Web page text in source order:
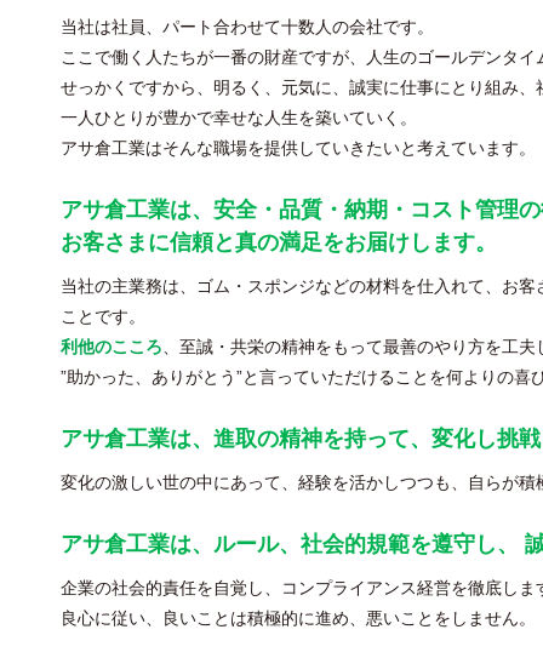
当社は社員、パート合わせて十数人の会社です。
ここで働く人たちが一番の財産ですが、人生のゴールデンタ
せっかくですから、明るく、元気に、誠実に仕事にとり組み
一人ひとりが豊かで幸せな人生を築いていく。
アサ倉工業はそんな職場を提供していきたいと考えています。
アサ倉工業は、安全・品質・納期・コスト管理
お客さまに信頼と真の満足をお届けします。
当社の主業務は、ゴム・スポンジなどの材料を仕入れて、お
ことです。
利他のこころ 、至誠・共栄の精神をもって最善のやり方を工
”助かった、ありがとう”と言っていただけることを何よりの喜
アサ倉工業は、進取の精神を持って、変化し挑
変化の激しい世の中にあって、経験を活かしつつも、自らが
アサ倉工業は、ルール、社会的規範を遵守し、
企業の社会的責任を自覚し、コンプライアンス経営を徹底しま
良心に従い、良いことは積極的に進め、悪いことをしません。